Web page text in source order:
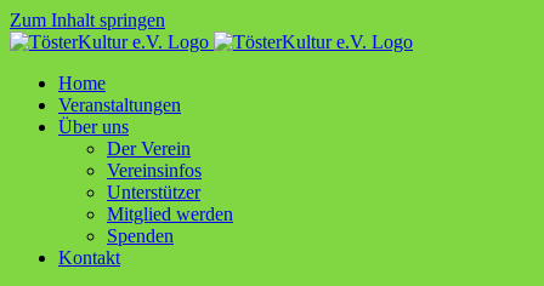
Zum Inhalt springen
Home
Ver­an­stal­tun­gen
Über uns
Der Ver­ein
Ver­ein­sin­fos
Unter­stüt­zer
Mit­glied werden
Spen­den
Kon­takt